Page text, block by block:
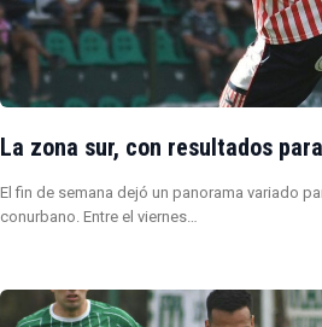
La zona sur, con resultados
El fin de semana dejó un panorama variado
conurbano. Entre el viernes…